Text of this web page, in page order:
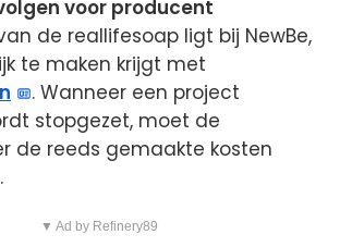
voor producent
de reallifesoap ligt bij NewBe,
te maken krijgt met
. Wanneer een project
stopgezet, moet de
de reeds gemaakte kosten
▼ Ad by Refinery89